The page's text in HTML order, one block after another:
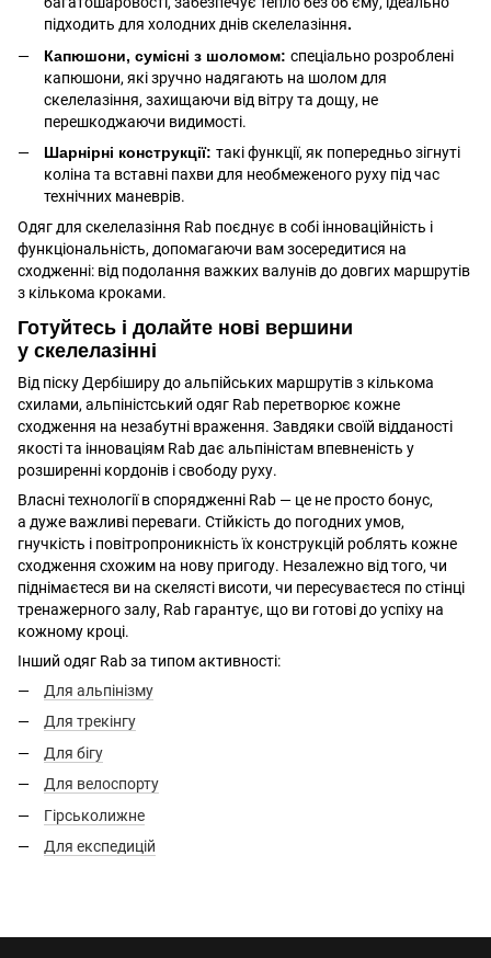
підходить для холодних днів скелелазіння.
Капюшони, сумісні з шоломом: спеціально розроблені
капюшони, які зручно надягають на шолом для
скелелазіння, захищаючи від вітру та дощу, не
перешкоджаючи видимості.
Шарнірні конструкції: такі функції, як попередньо зігнуті
коліна та вставні пахви для необмеженого руху під час
технічних маневрів.
Одяг для скелелазіння Rab поєднує в собі інноваційність і
функціональність, допомагаючи вам зосередитися на
сходженні: від подолання важких валунів до довгих маршрутів
з кількома кроками.
Готуйтесь і долайте нові вершини
у скелелазінні
Від піску Дербіширу до альпійських маршрутів з кількома
схилами, альпіністський одяг Rab перетворює кожне
сходження на незабутні враження. Завдяки своїй відданості
якості та інноваціям Rab дає альпіністам впевненість у
розширенні кордонів і свободу руху.
Власні технології в спорядженні Rab — це не просто бонус,
а дуже важливі переваги. Стійкість до погодних умов,
гнучкість і повітропроникність їх конструкцій роблять кожне
сходження схожим на нову пригоду. Незалежно від того, чи
піднімаєтеся ви на скелясті висоти, чи пересуваєтеся по стінці
тренажерного залу, Rab гарантує, що ви готові до успіху на
кожному кроці.
Інший одяг Rab за типом активності:
Для альпінізму
Для трекінгу
Для бігу
Для велоспорту
Гірськолижне
Для експедицій